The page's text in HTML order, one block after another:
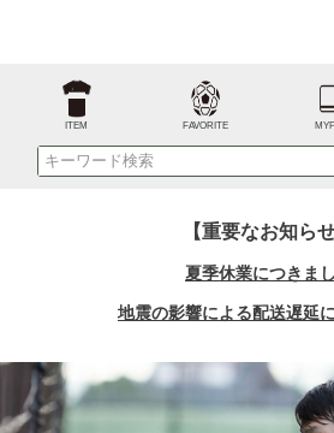
ITEM FAVORITE
【重要なお知らせ
夏季休業につきま
地震の影響による配送遅延